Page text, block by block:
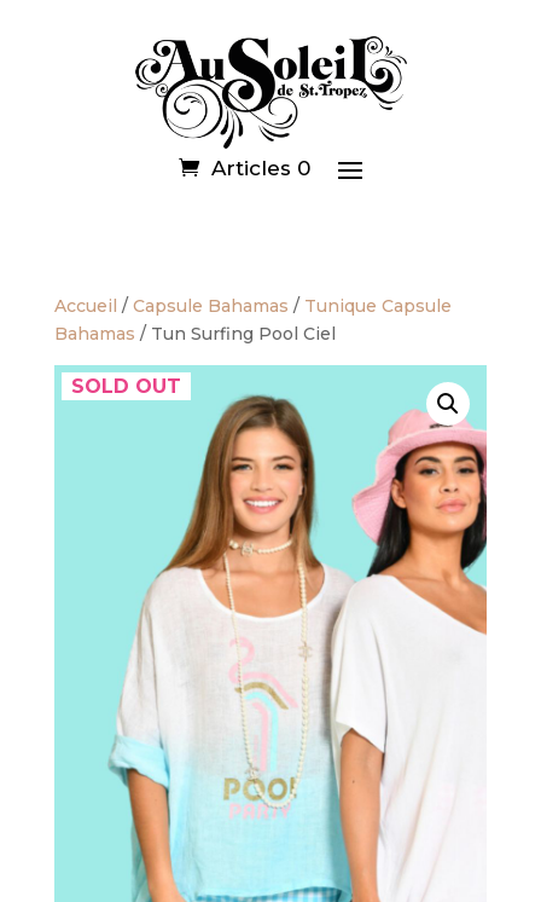
Articles 0
Accueil / Capsule Bahamas / Tunique Capsule
Bahamas / Tun Surfing Pool Ciel
SOLD OUT